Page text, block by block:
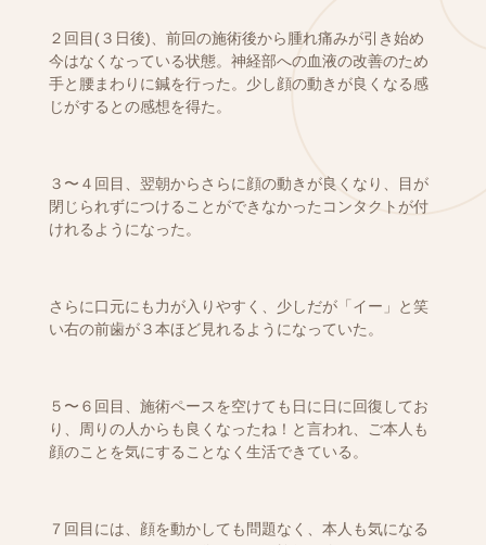
２回目(３日後)、前回の施術後から腫れ痛みが引き始め
今はなくなっている状態。神経部への血液の改善のため
手と腰まわりに鍼を行った。少し顔の動きが良くなる感
じがするとの感想を得た。
３〜４回目、翌朝からさらに顔の動きが良くなり、目が
閉じられずにつけることができなかったコンタクトが付
けれるようになった。
さらに口元にも力が入りやすく、少しだが「イー」と笑
い右の前歯が３本ほど見れるようになっていた。
５〜６回目、施術ペースを空けても日に日に回復してお
り、周りの人からも良くなったね！と言われ、ご本人も
顔のことを気にすることなく生活できている。
７回目には、顔を動かしても問題なく、本人も気になる